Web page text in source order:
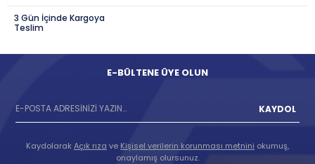
3 Gün İçinde Kargoya
Teslim
E-BÜLTENE ÜYE OLUN
KAYDOL
KaydolarakAçık rıza ve Kişisel verilerin korunması metnini okumuş,
onaylamış olursunuz.